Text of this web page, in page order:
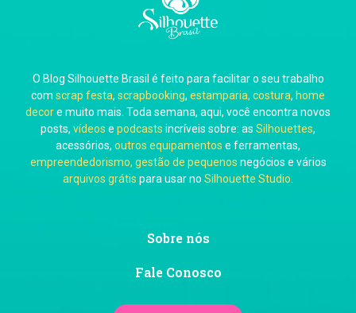
Carol Pessoa
Ju Mirthes
O Blog Silhouette Brasil é feito para facilitar o seu trabalho
com scrap festa, scrapbooking, estamparia, costura, home
decore muito mais. Toda semana, aqui, você encontra novos
posts, vídeos e podcasts incríveis sobre: as Silhouettes,
acessórios, outros equipamentos e ferramentas,
empreendedorismo, gestão de pequenos negócios e vários
arquivos grátis para usar no Silhouette Studio.
Sobre nós
Fale Conosco